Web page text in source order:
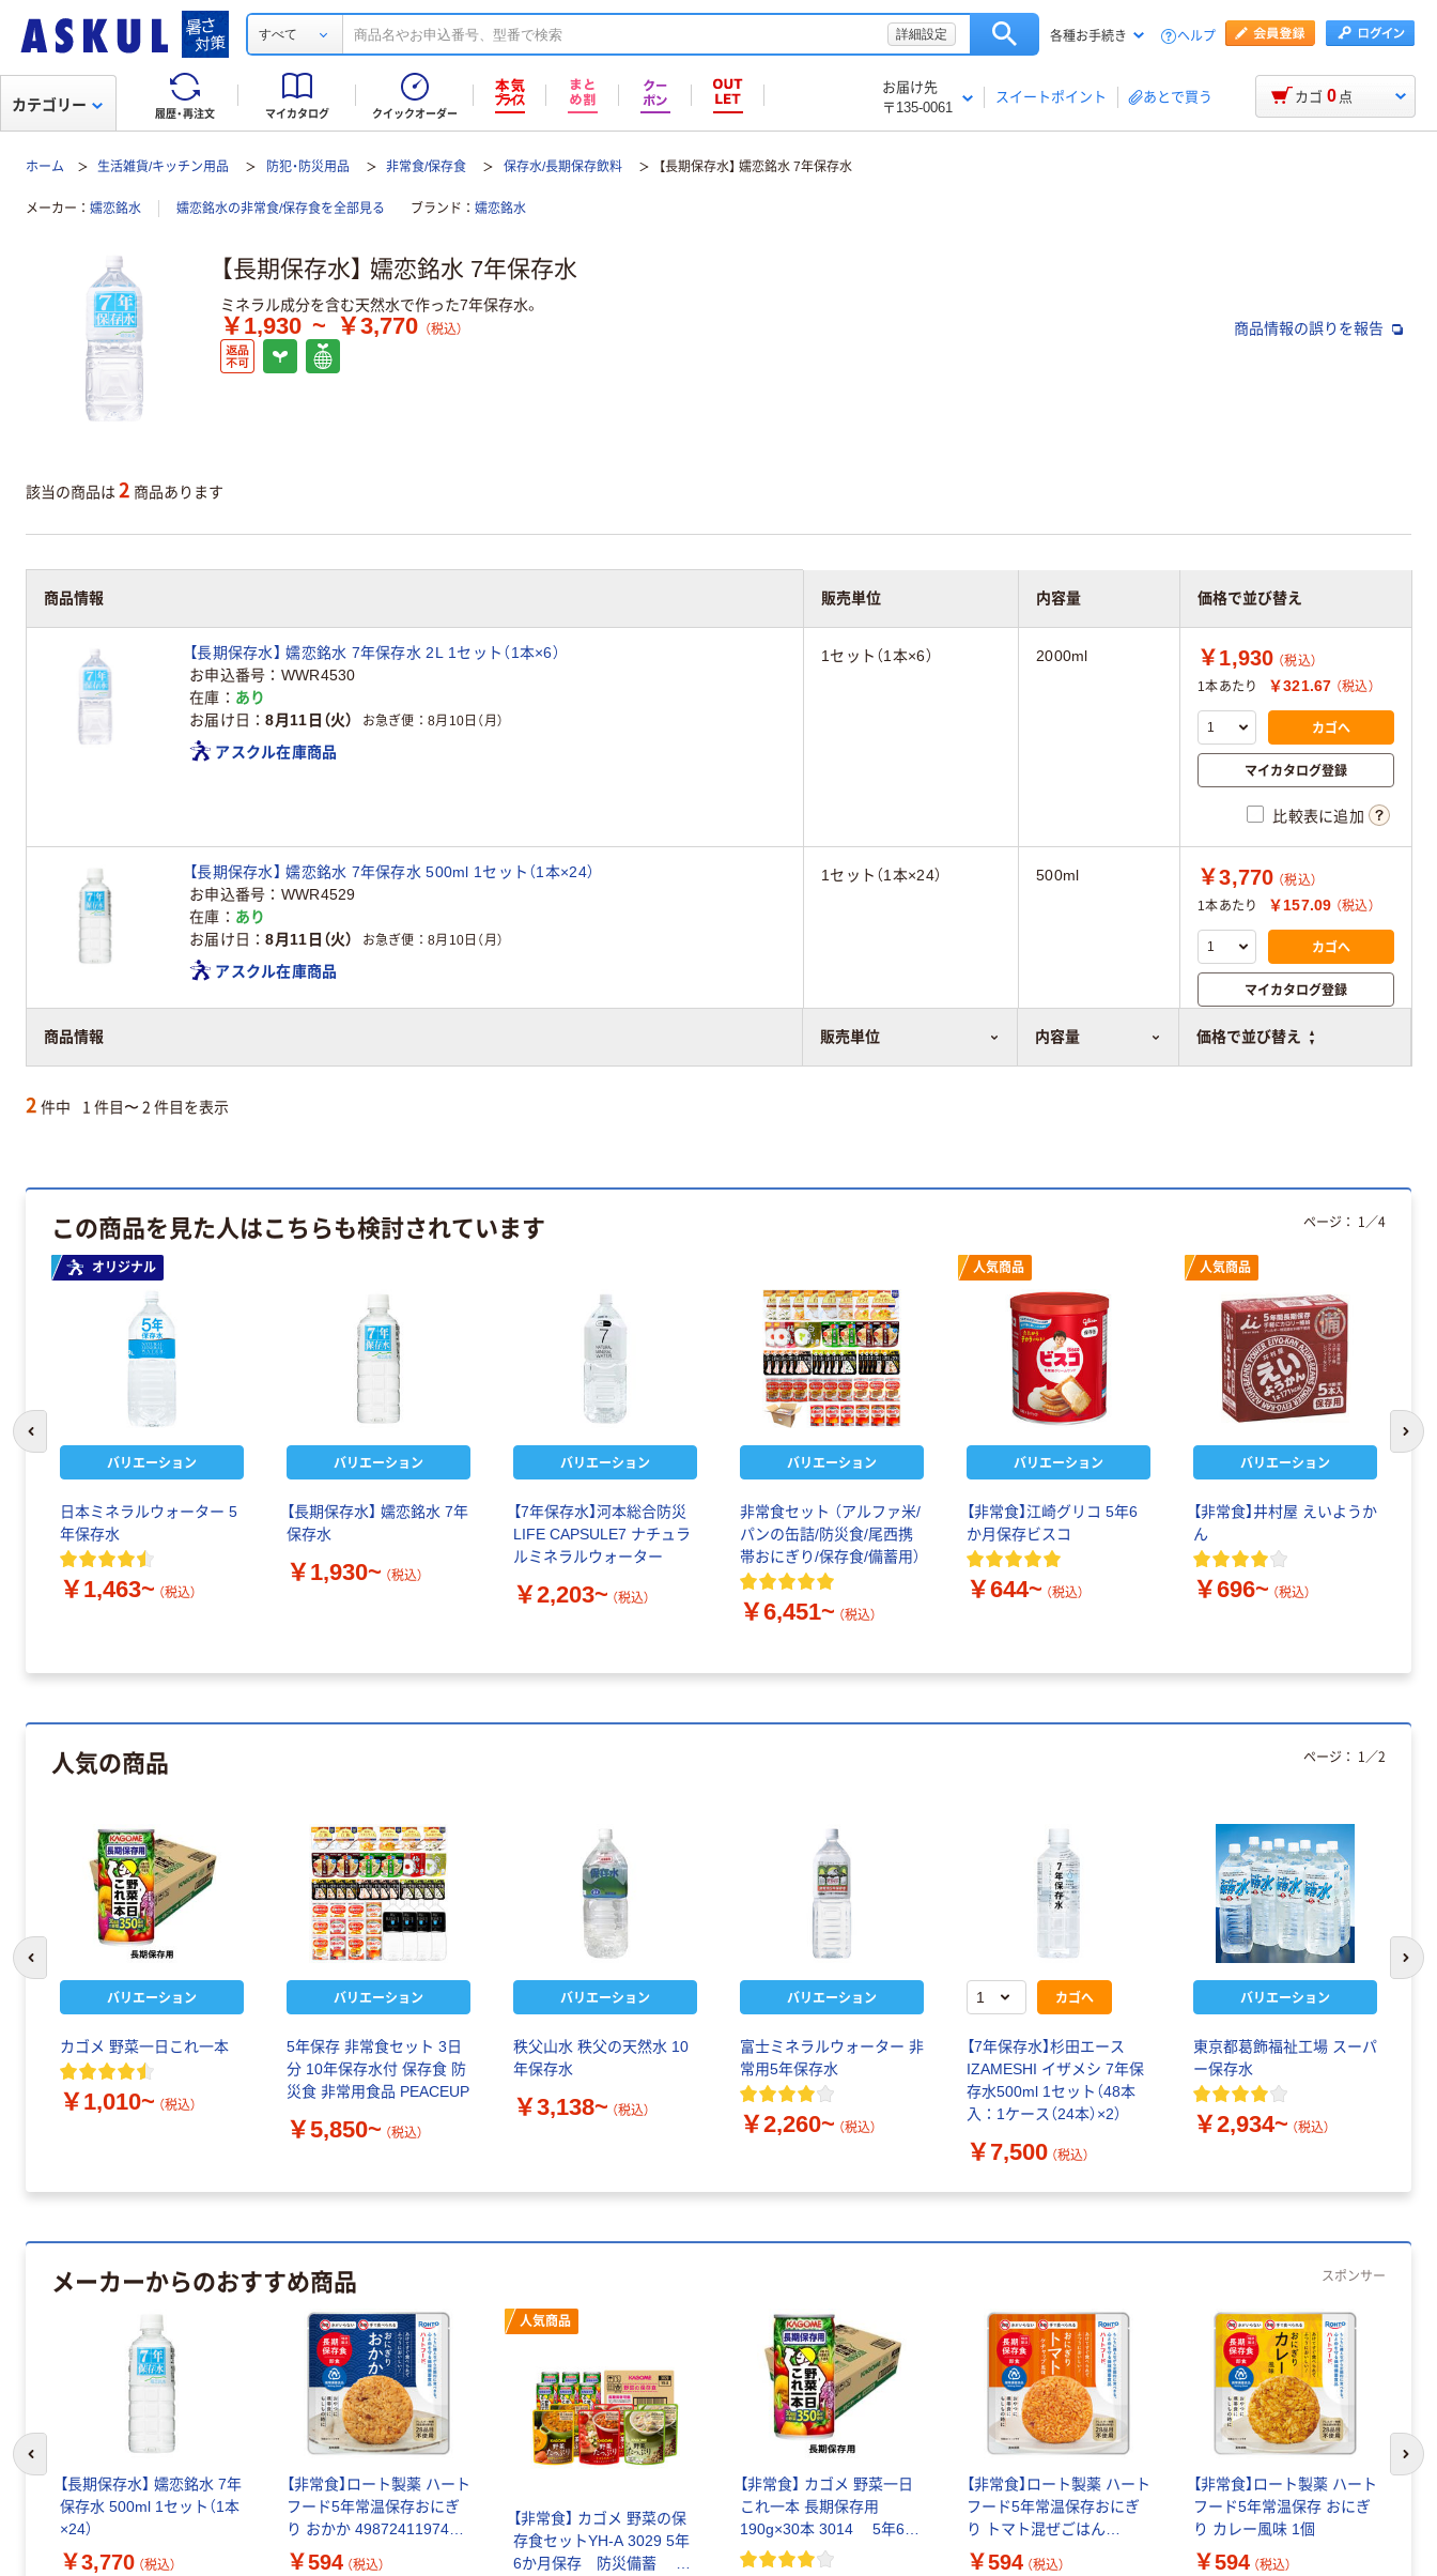
すべて 詳細設定 各種お手続き ヘルプ
履歴・再注文 マイカタログ クイックオーダー
お届け先
〒135-0061
スイートポイント あとで買う
カテゴリー カゴ 0 点
ホーム 生活雑貨/キッチン用品 防犯・防災用品 非常食/保存食 保存水/長期保存飲料 【長期保存水】 嬬恋銘水 7年保存水
メーカー 嬬恋銘水 嬬恋銘水の非常食/保存食を全部見る ブランド 嬬恋銘水
【長期保存水】 嬬恋銘水 7年保存水
ミネラル成分を含む天然水で作った7年保存水。
￥1,930 ~ ￥3,770 （税込） 商品情報の誤りを報告
該当の商品は 2 商品あります
商品情報 販売単位 内容量 価格で並び替え
商品情報 販売単位 内容量 価格で並び替え
【長期保存水】 嬬恋銘水 7年保存水 2L 1セット（1本×6）
お申込番号
WWR4530
在庫
あり
お届け日
8月11日（火） お急ぎ便 8月10日（月）
アスクル在庫商品
1セット（1本×6） 2000ml ￥1,930 （税込）
1本あたり
￥321.67 （税込）
カゴへ
マイカタログ登録
比較表に追加
【長期保存水】 嬬恋銘水 7年保存水 500ml 1セット（1本×24）
お申込番号
WWR4529
在庫
あり
お届け日
8月11日（火） お急ぎ便 8月10日（月）
アスクル在庫商品
1セット（1本×24） 500ml ￥3,770 （税込）
1本あたり
￥157.09 （税込）
カゴへ
マイカタログ登録
比較表に追加
2 件中 1 件目〜 2 件目を表示
この商品を見た人はこちらも検討されています
オリジナル
バリエーション
日本ミネラルウォーター 5
年保存水
￥1,463~ （税込）
バリエーション
【長期保存水】 嬬恋銘水 7年
保存水
￥1,930~ （税込）
バリエーション
【7年保存水】河本総合防災
LIFE CAPSULE7 ナチュラ
ルミネラルウォーター
￥2,203~ （税込）
バリエーション
非常食セット （アルファ米/
パンの缶詰/防災食/尾西携
帯おにぎり/保存食/備蓄用）
￥6,451~ （税込）
人気商品
バリエーション
【非常食】江崎グリコ 5年6
か月保存ビスコ
￥644~ （税込）
人気商品
バリエーション
【非常食】井村屋 えいようか
ん
￥696~ （税込）
ページ： 1 ／4
前のスライドへ 次
人気の商品
バリエーション
カゴメ 野菜一日これ一本
￥1,010~ （税込）
バリエーション
5年保存 非常食セット 3日
分 10年保存水付 保存食 防
災食 非常用食品 PEACEUP
￥5,850~ （税込）
バリエーション
秩父山水 秩父の天然水 10
年保存水
￥3,138~ （税込）
バリエーション
富士ミネラルウォーター 非
常用5年保存水
￥2,260~ （税込）
カゴへ
【7年保存水】杉田エース
IZAMESHI イザメシ 7年保
存水500ml 1セット（48本
入：1ケース（24本）×2）
￥7,500 （税込）
バリエーション
東京都葛飾福祉工場 スーパ
ー保存水
￥2,934~ （税込）
ページ： 1 ／2
次
メーカーからのおすすめ商品 スポンサー
【長期保存水】 嬬恋銘水 7年
保存水 500ml 1セット（1本
×24）
￥3,770 （税込）
【非常食】ロート製薬 ハート
フード5年常温保存おにぎ
り おかか 4987241197415
1個
￥594 （税込）
人気商品
【非常食】 カゴメ 野菜の保
存食セットYH-A 3029 5年
6か月保存 防災備蓄 1
【非常食】 カゴメ 野菜一日
これ一本 長期保存用
190g×30本 3014 5年6か
月保存 防災備蓄 1セット
【非常食】ロート製薬 ハート
フード5年常温保存おにぎ
り トマト混ぜごはん
4987241197439 1個
￥594 （税込）
【非常食】ロート製薬 ハート
フード5年常温保存 おにぎ
り カレー風味 1個
￥594 （税込）
次